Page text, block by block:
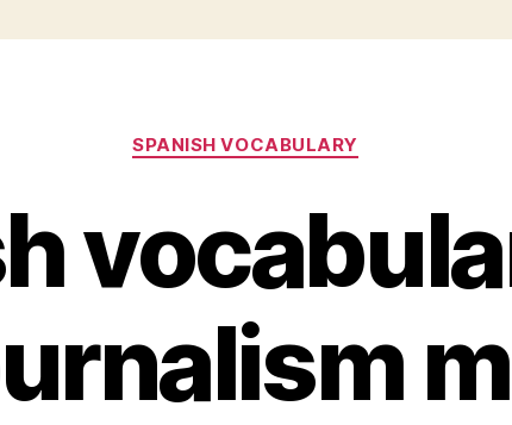
Categories
SPANISH VOCABULARY